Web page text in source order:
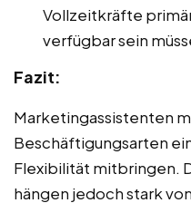
Vollzeitkräfte
verfügbar sein
Fazit:
Marketingassistenten
Beschäftigungsarten
Flexibilität mitbringen.
hängen jedoch stark